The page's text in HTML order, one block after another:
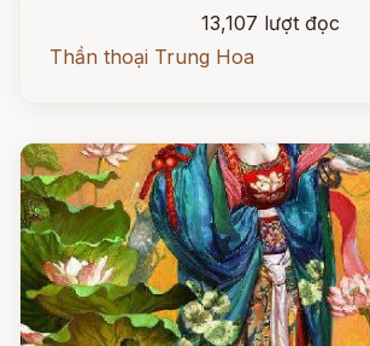
13,107 lượt đọc
Thần thoại Trung Hoa